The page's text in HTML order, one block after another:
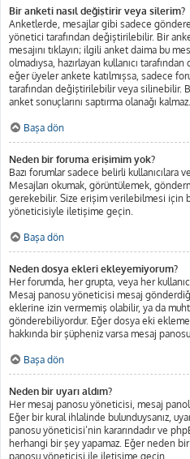
Bir anketi nasıl değiştirir veya silerim?
Anketlerde, mesajlar gibi sadece
yönetici tarafından değiştirilebilir. Bir
mesajını tıklayın; ilgili anket daima bu
olmadıysa, hazırlayan kullanıcı
eğer üyeler ankete katılmışsa, sadece
tarafından değiştirilebilir veya silinebilir.
anket sonuçlarını saptırma olanağı kalmaz.
Başa dön
Neden bir foruma erişimim yok?
Bazı forumlar sadece belirli kullanıcılara
Mesajları okumak, görüntülemek,
gerekebilir. Size erişim verilebilmesi için
yöneticisiyle iletişime geçin.
Başa dön
Neden dosya ekleri ekleyemiyorum?
Her forumda, her grupta, veya her
Mesaj panosu yöneticisi mesaj
eklerine izin vermemiş olabilir, ya da
gönderebiliyordur. Eğer dosya eki
hakkında bir şüpheniz varsa mesaj
Başa dön
Neden bir uyarı aldım?
Her mesaj panosu yöneticisi, mesaj
Eğer bir kural ihlalinde bulunduysanız,
panosu yöneticisi’nin kararındadır ve
herhangi bir şey yapamaz. Eğer neden bir
panosu yöneticisi ile iletişime geçin.